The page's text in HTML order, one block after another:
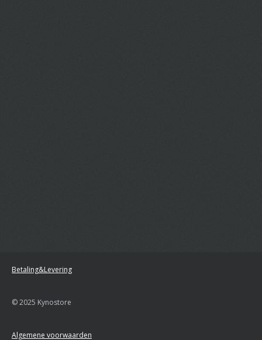
Betaling&Levering
© 2025 Kynostore
Algemene voorwaarden